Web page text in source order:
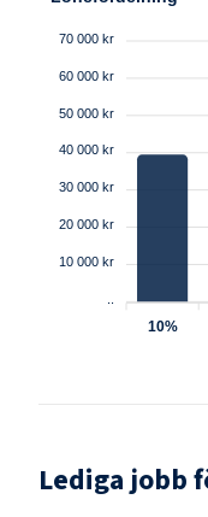
70 000 kr
60 000 kr
50 000 kr
40 000 kr
30 000 kr
20 000 kr
10 000 kr
10%
Lediga jobb